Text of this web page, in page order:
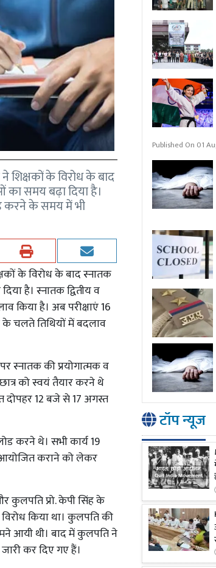
शिक्षकों के विरोध के बाद
का समय बढ़ा दिया है।
करने के समय में भी
के विरोध के बाद स्नातक
है। स्नातक द्वितीय व
है। अब परीक्षाएं 16
के चलते तिथियों में बदलाव
स्नातक की प्रयोगात्मक व
को स्वयं तैयार करने थे
दोपहर 12 बजे से 17 अगस्त
करने थे। सभी कार्य 19
आयोजित कराने को लेकर
कुलपति प्रो. केपी सिंह के
किया था। कुलपति की
आयी थी। बाद में कुलपति ने
कर दिए गए हैं।
Published On 01
टॉप न्यूज